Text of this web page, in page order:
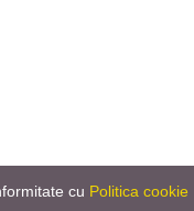
cu Politica cookie